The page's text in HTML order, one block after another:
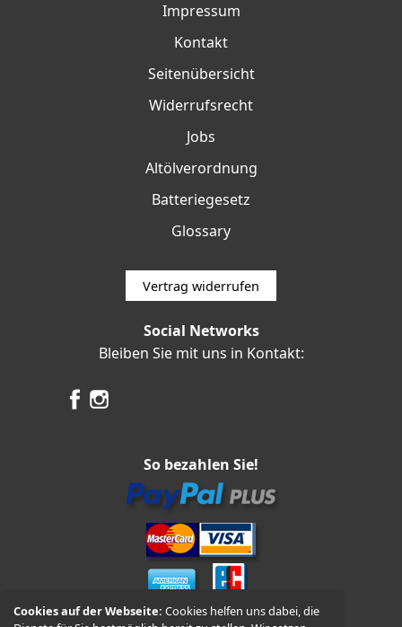
Cookies auf der Webseite:Cookies helfen uns dabei, die
Impressum
Kontakt
Seitenübersicht
Widerrufsrecht
Jobs
Altölverordnung
Batteriegesetz
Glossary
Vertrag widerrufen
Social Networks
Bleiben Sie mit uns in Kontakt:
So bezahlen Sie!